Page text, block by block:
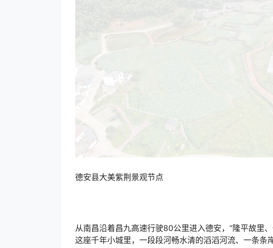
德安县大美紫荆景观节点
从南昌沿着昌九高速行驶80公里进入德安，“隆平故里
这座千年小城里，一段段河畅水清的滔滔河流、一条